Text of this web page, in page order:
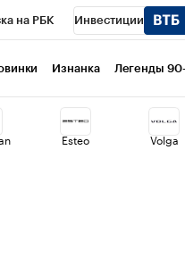
на РБК Инвестиции
проекты Город
рейтинги Франшизы
Изнанка Легенды
Esteo Volga